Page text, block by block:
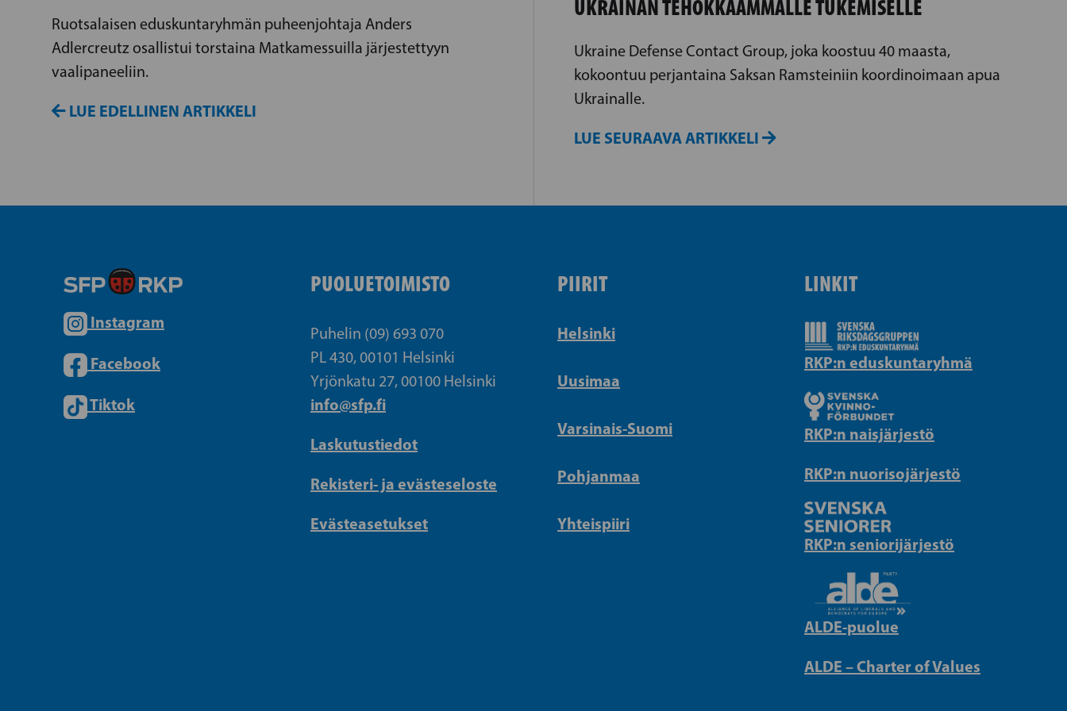
Ruotsalaisen eduskuntaryhmän puheenjohtaja Anders
Adlercreutz osallistui torstaina Matkamessuilla järjestettyyn
vaalipaneeliin.
LUE EDELLINEN ARTIKKELI
UKRAINAN TEHOKKAAMMALLE TUKEMISELLE
Ukraine Defense Contact Group, joka koostuu 40 maasta,
kokoontuu perjantaina Saksan Ramsteiniin koordinoimaan apua
Ukrainalle.
LUE SEURAAVA ARTIKKELI
Instagram
Facebook
Tiktok
PUOLUETOIMISTO
Puhelin (09) 693 070
PL 430, 00101 Helsinki
Yrjönkatu 27, 00100 Helsinki
info@sfp.fi
Laskutustiedot
Rekisteri- ja evästeseloste
Evästeasetukset
PIIRIT
Helsinki
Uusimaa
Varsinais-Suomi
Pohjanmaa
Yhteispiiri
LINKIT
RKP:n eduskuntaryhmä
RKP:n naisjärjestö
RKP:n nuorisojärjestö
RKP:n seniorijärjestö
ALDE-puolue
ALDE – Charter of Values